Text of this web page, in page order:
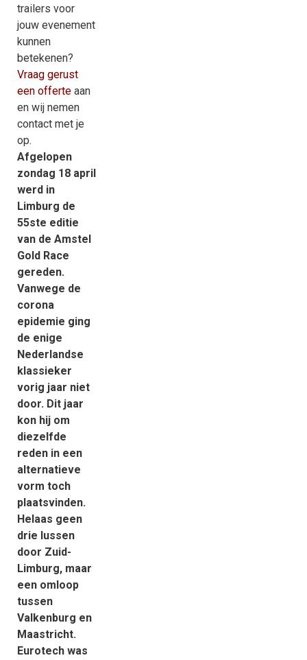
trailers voor
jouw evenement
kunnen
betekenen?
Vraag gerust
een offerte aan
en wij nemen
contact met je
op.
Afgelopen
zondag 18 april
werd in
Limburg de
55ste editie
van de Amstel
Gold Race
gereden.
Vanwege de
corona
epidemie ging
de enige
Nederlandse
klassieker
vorig jaar niet
door. Dit jaar
kon hij om
diezelfde
reden in een
alternatieve
vorm toch
plaatsvinden.
Helaas geen
drie lussen
door Zuid-
Limburg, maar
een omloop
tussen
Valkenburg en
Maastricht.
Eurotech was